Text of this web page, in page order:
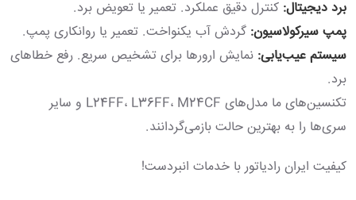
برد دیجیتال: کنترل دقیق عملکرد. تعمیر یا تعویض برد.
پمپ سیرکولاسیون: گردش آب یکنواخت. تعمیر یا روانکاری پمپ.
سیستم عیب‌یابی: نمایش ارورها برای تشخیص سریع. رفع خطاهای
برد.
تکنسین‌های ما مدل‌های L24FF، L36FF، M24CF و سایر
سری‌ها را به بهترین حالت بازمی‌گردانند.
کیفیت ایران رادیاتور با خدمات انبردست!